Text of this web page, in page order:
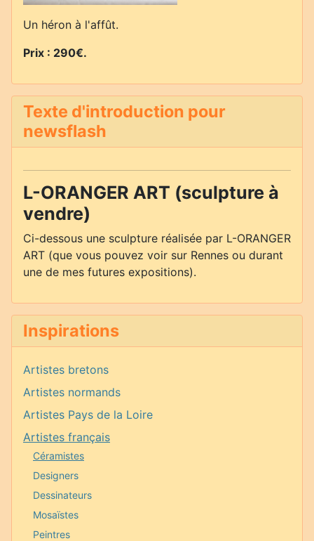
Un héron à l'affût.
Prix : 290€.
Texte d'introduction pour
newsflash
L-ORANGER ART (sculpture à
vendre)
Ci-dessous une sculpture réalisée par L-ORANGER
ART (que vous pouvez voir sur Rennes ou durant
une de mes futures expositions).
Inspirations
Artistes bretons
Artistes normands
Artistes Pays de la Loire
Artistes français
Céramistes
Designers
Dessinateurs
Mosaïstes
Peintres